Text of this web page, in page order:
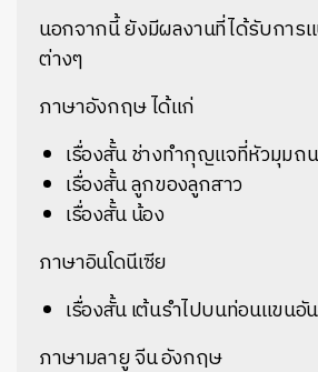
นอกจากนี้ ยังมีผลงานที่ได้รับการ
ต่างๆ
ภาษาอังกฤษ ได้แก่
เรื่องสั้น ช่างทำกุญแจที่หัวมุมถ
เรื่องสั้น ลูกของลูกสาว
เรื่องสั้น น้อง
ภาษาอินโดนีเซีย
เรื่องสั้น เต้นรำไปบนท่อนแขนอั
ภาษามลายู จีน อังกฤษ